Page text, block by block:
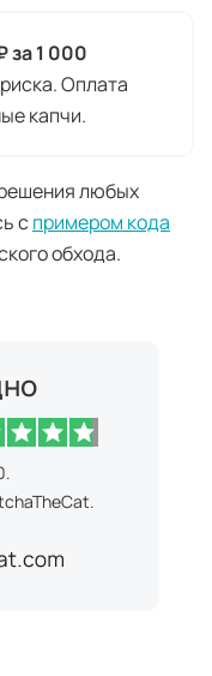
за 1 000
Оплата
капчи.
любых
спримером кода
обхода.